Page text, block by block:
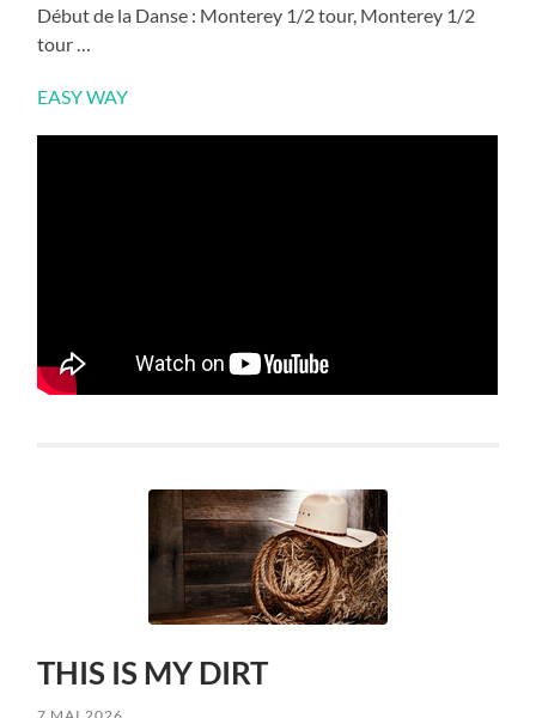
Début de la Danse : Monterey 1/2 tour, Monterey 1/2
tour …
EASY WAY
THIS IS MY DIRT